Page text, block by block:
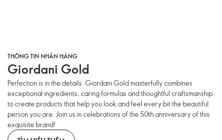
THÔNG TIN NHÃN HÀNG
Giordani Gold
Perfection is in the details. Giordani Gold masterfully combines
exceptional ingredients, caring formulas and thoughtful craftsmanship
to create products that help you look and feel every bit the beautiful
person you are. Join us in celebrations of the 50th anniversary of this
exquisite brand!